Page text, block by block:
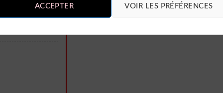
ACCEPTER VOIR LES PRÉFÉRENCES